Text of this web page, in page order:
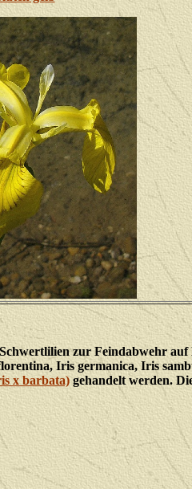
zur Feindabwehr
Iris germanica, Iris
x barbata)gehandelt werden.